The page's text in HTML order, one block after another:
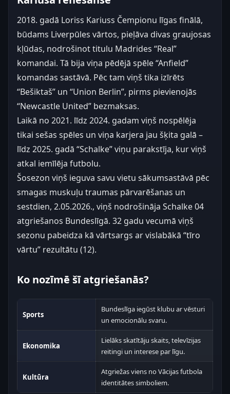
2018. gadā Loriss Kariuss Čempionu līgas finālā,
būdams Liverpūles vārtos, pieļāva divas graujosas
kļūdas, nodrošinot titulu Madrides “Real”
komandai. Tā bija viņa pēdējā spēle “Anfield”
komandas sastāvā. Pēc tam viņš tika izīrēts
“Bešiktaš” un “Union Berlin”, pirms pievienojās
“Newcastle United” bezmaksas.
Laikā no 2021. līdz 2024. gadam viņš nospēlēja
tikai sešas spēles un viņa karjera jau šķita galā –
līdz 2025. gadā “Schalke” viņu parakstīja, kur viņš
atkal iemīlēja futbolu.
Šosezon viņš ieguva savu vietu sākumsastāvā pēc
smagas muskuļu traumas pārvarēšanas un
sestdien, 2.05.2026., viņš nodrošināja Schalke 04
atgriešanos Bundeslīgā. 32 gadu vecumā viņš
sezonu pabeidza kā vārtsargs ar vislabākā “tīro
vārtu” rezultātu (12).
Ko nozīmē šī atgriešanās?
Sports
Bundeslīga iegūst klubu ar vēsturi
un emocionālu svaru.
Ekonomika
Lielāks skatītāju skaits, televīzijas
reitingi un interese par līgu.
Kultūra
Atgriežas viens no Vācijas futbola
identitātes simboliem.